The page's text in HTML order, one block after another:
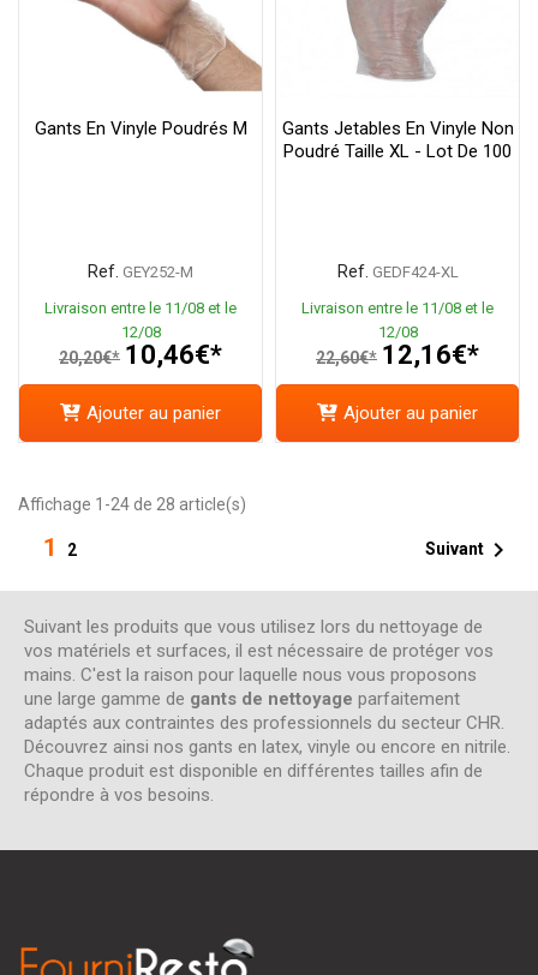
Gants En Vinyle Poudrés M
Ref. GEY252-M
Livraison entre le 11/08 et le
12/08
20,20€* 10,46€*
Ajouter au panier
Gants Jetables En Vinyle Non
Poudré Taille XL - Lot De 100
Ref. GEDF424-XL
Livraison entre le 11/08 et le
12/08
22,60€* 12,16€*
Ajouter au panier
Affichage 1-24 de 28 article(s)
1 2 Suivant 
Suivant les produits que vous utilisez lors du nettoyage de
vos matériels et surfaces, il est nécessaire de protéger vos
mains. C'est la raison pour laquelle nous vous proposons
une large gamme de gants de nettoyage parfaitement
adaptés aux contraintes des professionnels du secteur CHR.
Découvrez ainsi nos gants en latex, vinyle ou encore en nitrile.
Chaque produit est disponible en différentes tailles afin de
répondre à vos besoins.